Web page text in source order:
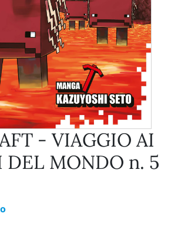
- VIAGGIO AI
DEL MONDO n. 5